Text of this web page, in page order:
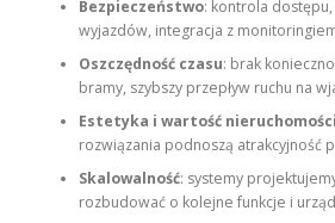
Bezpieczeństwo: kontrola
wyjazdów, integracja z
Oszczędność czasu: brak
bramy, szybszy przepływ ruchu na
Estetyka i wartość nieruchomości
rozwiązania podnoszą atrakcyjność
Skalowalność: systemy
rozbudować o kolejne funkcje i